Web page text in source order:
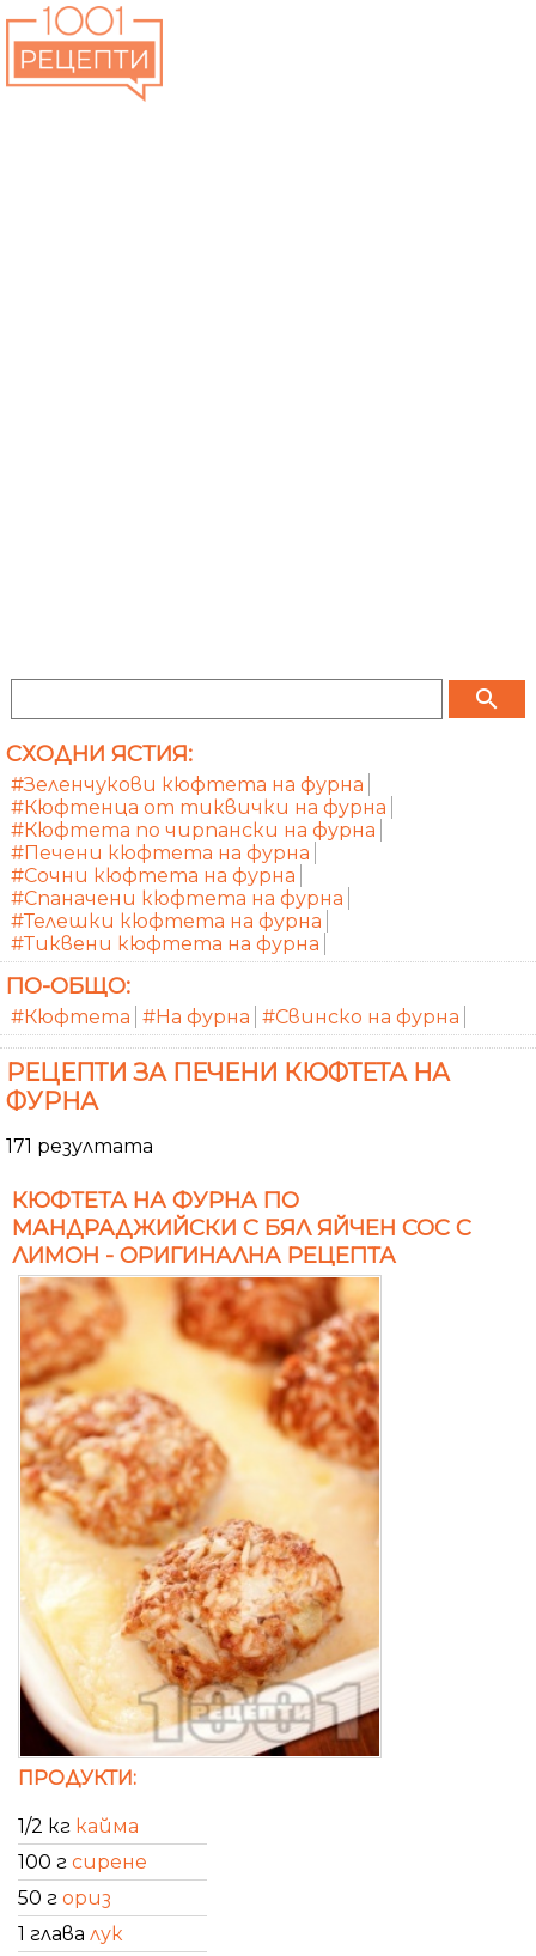
search
СХОДНИ ЯСТИЯ:
#Зеленчукови кюфтета на фурна
#Кюфтенца от тиквички на фурна
#Кюфтета по чирпански на фурна
#Печени кюфтета на фурна
#Сочни кюфтета на фурна
#Спаначени кюфтета на фурна
#Телешки кюфтета на фурна
#Тиквени кюфтета на фурна
ПО-ОБЩО:
#Кюфтета #На фурна #Свинско на фурна
РЕЦЕПТИ ЗА ПЕЧЕНИ КЮФТЕТА НА
ФУРНА
171 резултата
КЮФТЕТА НА ФУРНА ПО
МАНДРАДЖИЙСКИ С БЯЛ ЯЙЧЕН СОС С
ЛИМОН - ОРИГИНАЛНА РЕЦЕПТА
ПРОДУКТИ:
1/2 кг кайма
100 г сирене
50 г ориз
1 глава лук